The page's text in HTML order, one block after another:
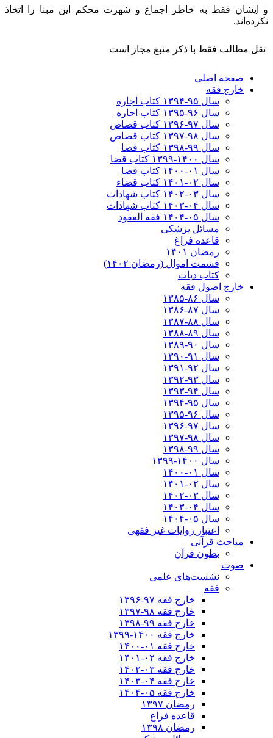
و ایشان فقط به خاطر اجماع و شهرت محکم این مبنا را اتخاذ
نکرده‌اند.
نقل مطالب فقط با ذکر منبع مجاز است
صفحه اصلی
خارج فقه
سال ۹۵-۱۳۹۴ کتاب اجاره
سال ۹۶-۱۳۹۵ کتاب اجاره
سال ۹۷-۱۳۹۶ کتاب قصاص
سال ۹۸-۱۳۹۷ کتاب قصاص
سال ۹۹-۱۳۹۸‍ کتاب قضا
سال ۱۴۰۰-۱۳۹۹ کتاب قضا
سال ۰۱-۱۴۰۰ کتاب قضا
سال ۰۲-۱۴۰۱ کتاب قضاء
سال ۰۳-۱۴۰۲ کتاب شهادات
سال ۰۴-۱۴۰۳ کتاب شهادات
سال ۰۵-۱۴۰۴ فقه العقود
مسائل پزشکی
قاعده فراغ
رمضان ۱۴۰۱
قسمت اموال (رمضان ۱۴۰۲)
کتاب دیات
خارج اصول فقه
سال ۸۶-۱۳۸۵
سال ۸۷-۱۳۸۶
سال ۸۸-۱۳۸۷
سال ۸۹-۱۳۸۸
سال ۹۰-۱۳۸۹
سال ۹۱-۱۳۹۰
سال ۹۲-۱۳۹۱
سال ۹۳-۱۳۹۲
سال ۹۴-۱۳۹۳
سال ۹۵-۱۳۹۴
سال ۹۶-۱۳۹۵
سال ۹۷-۱۳۹۶
سال ۹۸-۱۳۹۷
سال ۹۹-۱۳۹۸‍
سال ۱۴۰۰-۱۳۹۹
سال ۰۱-۱۴۰۰
سال ۰۲-۱۴۰۱
سال ۰۳-۱۴۰۲
سال ۰۴-۱۴۰۳
سال ۰۵-۱۴۰۴
اعتبار روایات غیر فقهی
مباحث قرآنی
بطون قرآن
صوت
نشست‌های علمی
فقه
خارج فقه ۹۷-۱۳۹۶
خارج فقه ۹۸-۱۳۹۷
خارج فقه ۹۹-۱۳۹۸
خارج فقه ۱۴۰۰-۱۳۹۹
خارج فقه ۰۱-۱۴۰۰
خارج فقه ۰۲-۱۴۰۱
خارج فقه ۰۳-۱۴۰۲
خارج فقه ۰۴-۱۴۰۳
خارج فقه ۰۵-۱۴۰۴
رمضان ۱۳۹۷
قاعده فراغ
رمضان ۱۳۹۸